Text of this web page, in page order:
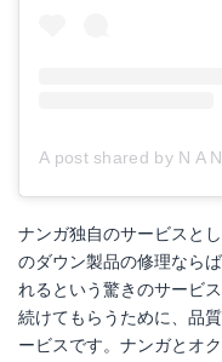
A post shared by N A
ナンガ独自のサービスと
のダウン製品の修理なら
れるという驚きのサービ
続けてもらうために、品
ービスです。ナンガとオ